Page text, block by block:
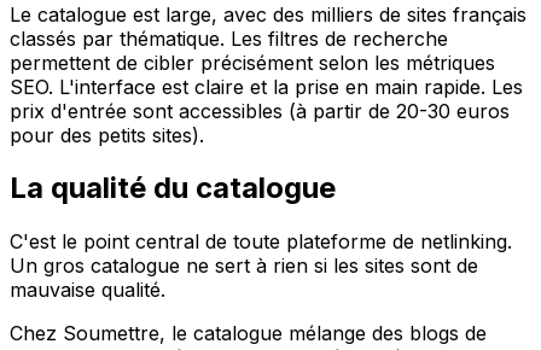
Le catalogue est large, avec des milliers de sites français
classés par thématique. Les filtres de recherche
permettent de cibler précisément selon les métriques
SEO. L'interface est claire et la prise en main rapide. Les
prix d'entrée sont accessibles (à partir de 20-30 euros
pour des petits sites).
La qualité du catalogue
C'est le point central de toute plateforme de netlinking.
Un gros catalogue ne sert à rien si les sites sont de
mauvaise qualité.
Chez Soumettre, le catalogue mélange des blogs de